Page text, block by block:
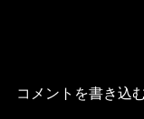
コメントを書き込